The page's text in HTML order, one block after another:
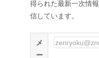
得られた最新一次情
信しています。
メ
ー